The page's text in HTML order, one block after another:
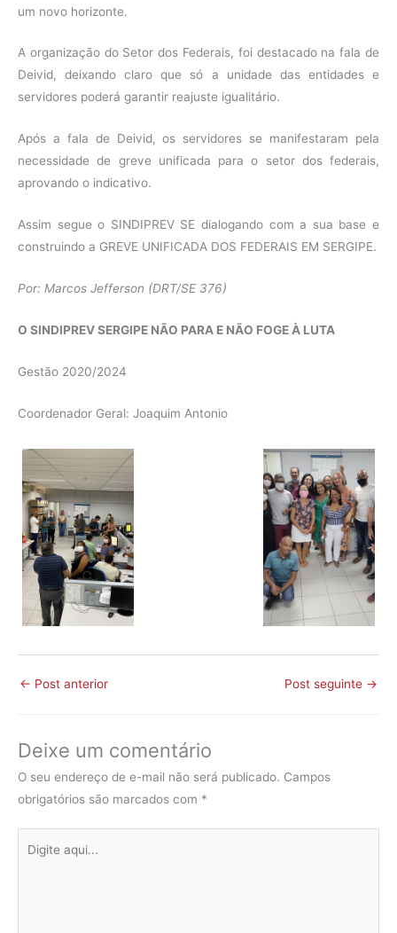
um novo horizonte.
A organização do Setor dos Federais, foi destacado na fala de
Deivid, deixando claro que só a unidade das entidades e
servidores poderá garantir reajuste igualitário.
Após a fala de Deivid, os servidores se manifestaram pela
necessidade de greve unificada para o setor dos federais,
aprovando o indicativo.
Assim segue o SINDIPREV SE dialogando com a sua base e
construindo a GREVE UNIFICADA DOS FEDERAIS EM SERGIPE.
Por: Marcos Jefferson (DRT/SE 376)
O SINDIPREV SERGIPE NÃO PARA E NÃO FOGE À LUTA
Gestão 2020/2024
Coordenador Geral: Joaquim Antonio
← Post anterior Post seguinte →
Deixe um comentário
O seu endereço de e-mail não será publicado. Campos
obrigatórios são marcados com *
aqui...